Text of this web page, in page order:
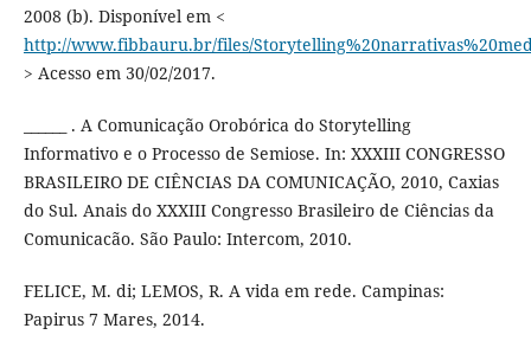
2008 (b). Disponível em <
http://www.fibbauru.br/files/
> Acesso em 30/02/2017.
______ . A Comunicação Orobórica do Storytelling
Informativo e o Processo de Semiose. In: XXXIII CONGRESSO
BRASILEIRO DE CIÊNCIAS DA COMUNICAÇÃO, 2010, Caxias
do Sul. Anais do XXXIII Congresso Brasileiro de Ciências da
Comunicacão. São Paulo: Intercom, 2010.
FELICE, M. di; LEMOS, R. A vida em rede. Campinas:
Papirus 7 Mares, 2014.